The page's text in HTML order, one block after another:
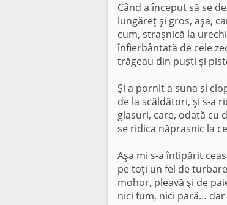
Când a început să se
lungăreţ şi gros, aşa,
cum, straşnică la
înfierbântată de cele
trăgeau din puşti şi
Şi a pornit a suna şi
de la scăldători, şi s-a
glasuri, care, odată cu
se ridica năprasnic la
Aşa mi s-a întipărit
pe toţi un fel de
mohor, pleavă şi de
nici fum, nici pară… dar